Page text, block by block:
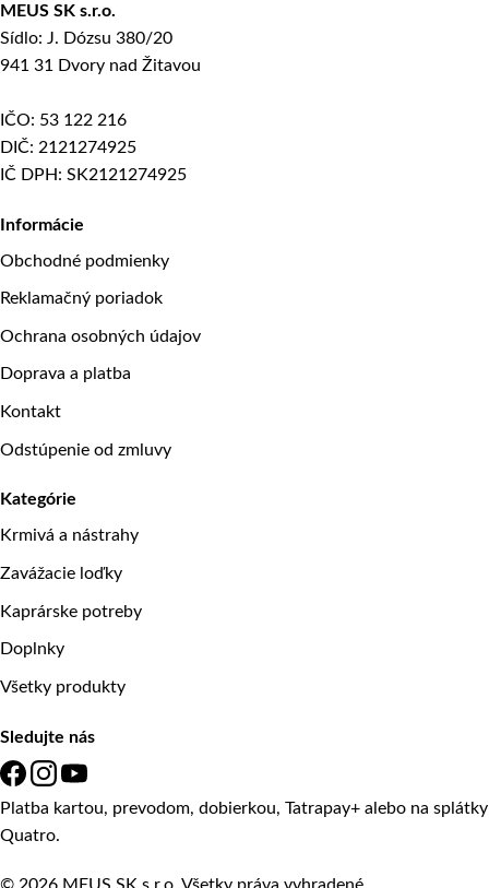
MEUS SK s.r.o.
Sídlo: J. Dózsu 380/20
941 31 Dvory nad Žitavou
IČO: 53 122 216
DIČ: 2121274925
IČ DPH: SK2121274925
Informácie
Obchodné podmienky
Reklamačný poriadok
Ochrana osobných údajov
Doprava a platba
Kontakt
Odstúpenie od zmluvy
Kategórie
Krmivá a nástrahy
Zavážacie loďky
Kaprárske potreby
Doplnky
Všetky produkty
Sledujte nás
Platba kartou, prevodom, dobierkou, Tatrapay+ alebo na splátky
Quatro.